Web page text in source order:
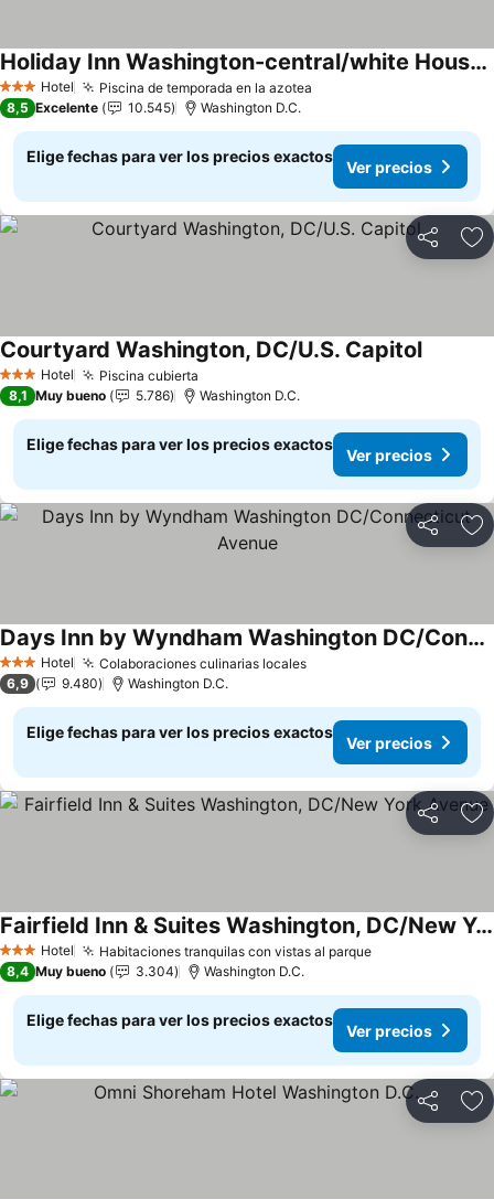
3 Estrellas
Hotel Piscina de temporada en la azotea
Holiday Inn Washington-central/white House By Ihg
Ver precios
8,5 Excelente 10.545 Washington D.C.
Elige fechas para ver los precios exactos
Ver precios
Compartir
3 Estrellas
Hotel Piscina cubierta
Courtyard Washington, DC/U.S. CapitolVer
8,1 Muy bueno 5.786 Washington D.C.
Elige fechas para ver los precios exactos
Ver precios
Compartir
3 Estrellas
Hotel Colaboraciones culinarias localesVer precios
Days Inn by Wyndham Washington DC/Connecticut Avenue
Ver precios
6,9 9.480 Washington D.C.
Elige fechas para ver los precios exactos
Ver precios
Compartir
3 Estrellas
Hotel Habitaciones tranquilas con vistas al parqueVer precios
Fairfield Inn & Suites Washington, DC/New York Avenue
Ver precios
8,4 Muy bueno 3.304 Washington D.C.
Elige fechas para ver los precios exactos
Ver precios
Compartir